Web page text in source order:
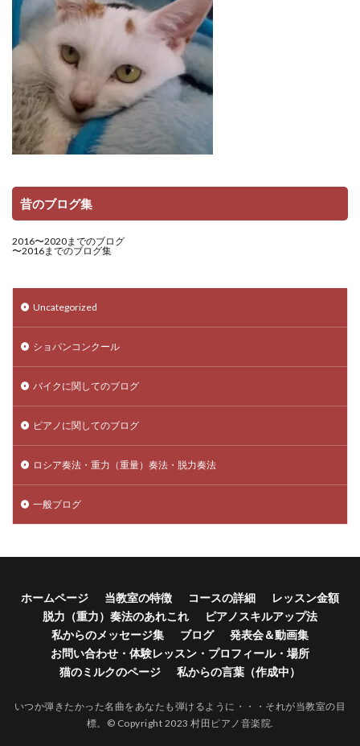
昔のブログ集
2016〜2020までのブログ
〜2016までのブログ集
Uncategorized
ショパンコンクール
バイクに関してのブログ
ピアノに関してのブログ
ロシア奏法・重力（重量）奏法・脱力奏法
一般ブログ
ホームページ 当教室の特徴 コースの詳細
レッスン金額
脱力（重力）奏法のあれこれ
ピアノスキルアップ法
私からのメッセージ集
ブログ
発表会＆動画集
お問い合わせ・体験レッスン・プロフィール・場所
猫のミルクのページ
私からの言葉（作成中）
いつか弾きたかった名曲をあなたも弾けるように・・・それが当教室の目
標。© Copyright 2023 村田ピアノ音楽院.